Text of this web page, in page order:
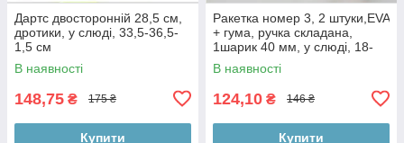
Дартс двосторонній 28,5 см,
дротики, у слюді, 33,5-36,5-
1,5 см
В наявності
148,75 ₴ 175 ₴
Купити
Ракетка номер 3, 2 штуки,EVA
+ гума, ручка складана,
1шарик 40 мм, у слюді, 18-
29-4 см
В наявності
124,10 ₴ 146 ₴
Купити